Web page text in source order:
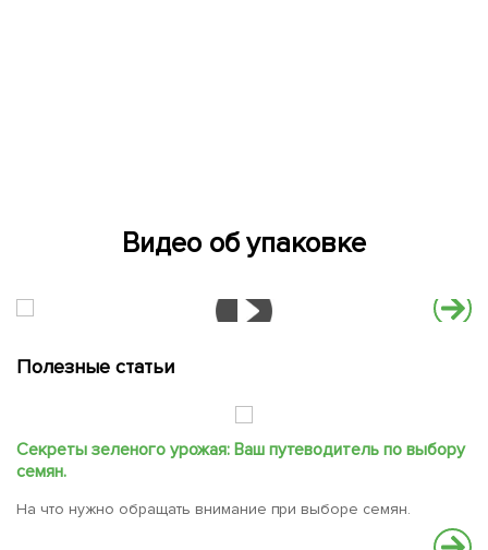
Видео об упаковке
Полезные статьи
Секреты зеленого урожая: Ваш путеводитель по выбору
семян.
На что нужно обращать внимание при выборе семян.